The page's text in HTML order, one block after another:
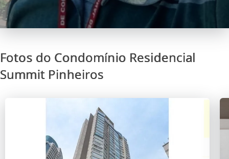
Fotos do Condomínio Residencial
Summit Pinheiros